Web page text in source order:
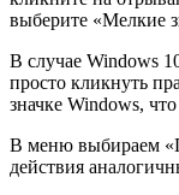
выберите «Мелкие
В случае Windows
просто кликнуть
значке Windows,
В меню выбираем
действия